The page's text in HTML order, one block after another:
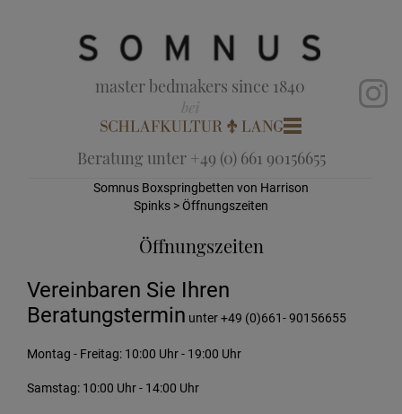
master bedmakers since 1840
Beratung unter +49 (0) 661 90156655
Somnus Boxspringbetten von Harrison
Spinks > Öffnungszeiten
Öffnungszeiten
Vereinbaren Sie Ihren
Beratungstermin unter +49 (0)661- 90156655
Montag - Freitag: 10:00 Uhr - 19:00 Uhr
Samstag: 10:00 Uhr - 14:00 Uhr